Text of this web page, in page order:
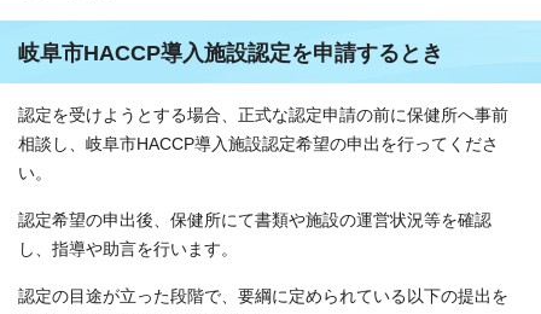
岐阜市HACCP導入施設認定を申請するとき
認定を受けようとする場合、正式な認定申請の前に保健所へ事前
相談し、岐阜市HACCP導入施設認定希望の申出を行ってくださ
い。
認定希望の申出後、保健所にて書類や施設の運営状況等を確認
し、指導や助言を行います。
認定の目途が立った段階で、要綱に定められている以下の提出を